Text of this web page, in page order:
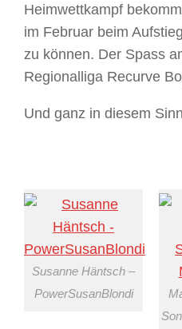
Heimwettkampf
im Februar beim
zu können. Der Spass
Regionalliga Recurve
Und ganz in diesem
Susanne Häntsch –
PowerSusanBlondi